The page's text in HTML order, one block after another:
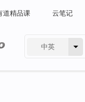
道精品课 云笔记
中英